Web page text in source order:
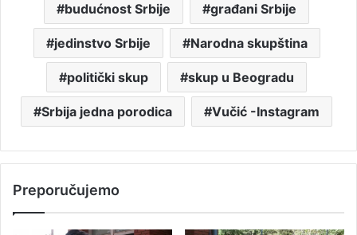
budućnost Srbije građani Srbije
jedinstvo Srbije Narodna skupština
politički skup skup u Beogradu
Srbija jedna porodica Vučić -Instagram
Preporučujemo